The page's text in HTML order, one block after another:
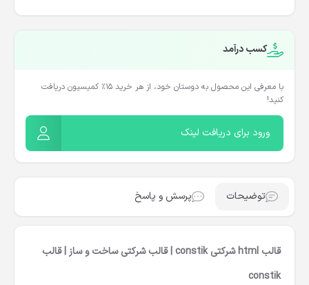
کسب درآمد
با معرفی این محصول به دوستان خود، از هر خرید ۱۵٪ کمیسیون دریافت
کنید!
ورود برای دریافت لینک
توضیحات پرسش و پاسخ
قالب html شرکتی constik | قالب شرکتی ساخت و ساز | قالب
constik